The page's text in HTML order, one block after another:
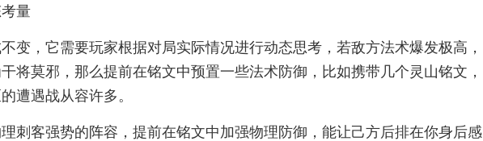
量
变，它需要玩家根据对局实际情况进行动态思考，若敌方法术爆发极高，
将莫邪，那么提前在铭文中预置一些法术防御，比如携带几个灵山铭文，
遭遇战从容许多。
刺客强势的阵容，提前在铭文中加强物理防御，能让己方后排在你身后感